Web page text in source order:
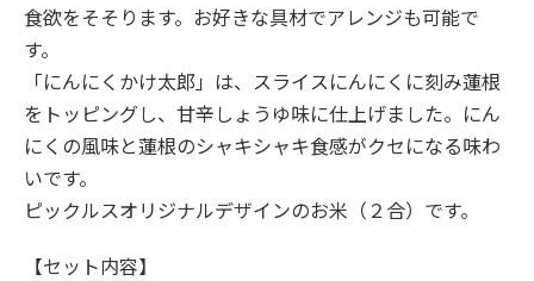
食欲をそそります。お好きな具材でアレンジも可能で
す。
「にんにくかけ太郎」は、スライスにんにくに刻み蓮根
をトッピングし、甘辛しょうゆ味に仕上げました。にん
にくの風味と蓮根のシャキシャキ食感がクセになる味わ
いです。
ピックルスオリジナルデザインのお米（２合）です。
【セット内容】